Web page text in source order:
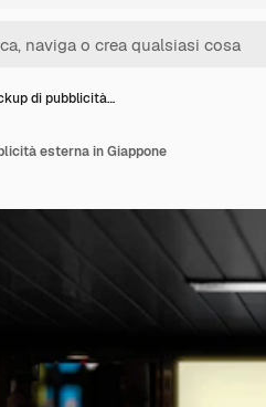
di pubblicità…
esterna in Giappone